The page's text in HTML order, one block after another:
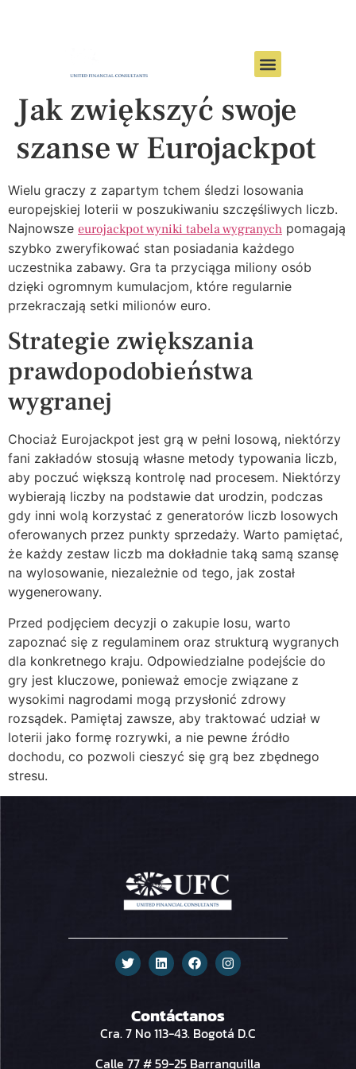
Jak zwiększyć swoje
szanse w Eurojackpot
Wielu graczy z zapartym tchem śledzi losowania
europejskiej loterii w poszukiwaniu szczęśliwych liczb.
Najnowsze eurojackpot wyniki tabela wygranych pomagają
szybko zweryfikować stan posiadania każdego
uczestnika zabawy. Gra ta przyciąga miliony osób
dzięki ogromnym kumulacjom, które regularnie
przekraczają setki milionów euro.
Strategie zwiększania
prawdopodobieństwa
wygranej
Chociaż Eurojackpot jest grą w pełni losową, niektórzy
fani zakładów stosują własne metody typowania liczb,
aby poczuć większą kontrolę nad procesem. Niektórzy
wybierają liczby na podstawie dat urodzin, podczas
gdy inni wolą korzystać z generatorów liczb losowych
oferowanych przez punkty sprzedaży. Warto pamiętać,
że każdy zestaw liczb ma dokładnie taką samą szansę
na wylosowanie, niezależnie od tego, jak został
wygenerowany.
Przed podjęciem decyzji o zakupie losu, warto
zapoznać się z regulaminem oraz strukturą wygranych
dla konkretnego kraju. Odpowiedzialne podejście do
gry jest kluczowe, ponieważ emocje związane z
wysokimi nagrodami mogą przysłonić zdrowy
rozsądek. Pamiętaj zawsze, aby traktować udział w
loterii jako formę rozrywki, a nie pewne źródło
dochodu, co pozwoli cieszyć się grą bez zbędnego
stresu.
Contáctanos
Cra. 7 No 113-43. Bogotá D.C
Calle 77 # 59-25 Barranquilla